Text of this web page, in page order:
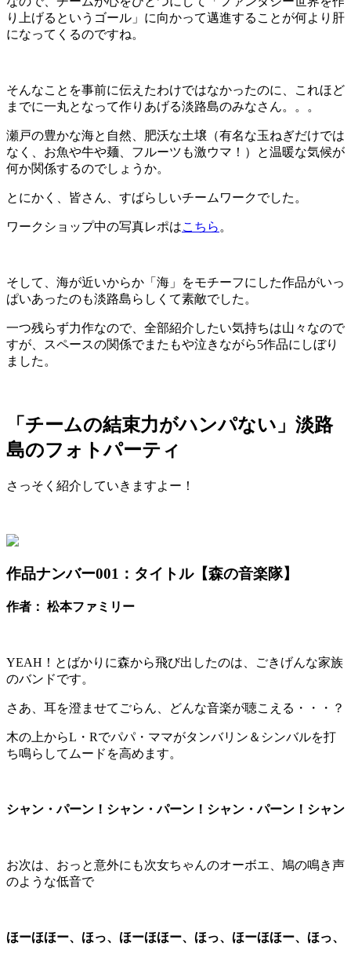
り上げるというゴール」に向かって邁進することが何より肝
になってくるのですね。
そんなことを事前に伝えたわけではなかったのに、これほど
までに一丸となって作りあげる淡路島のみなさん。。。
瀬戸の豊かな海と自然、肥沃な土壌（有名な玉ねぎだけでは
なく、お魚や牛や麺、フルーツも激ウマ！）と温暖な気候が
何か関係するのでしょうか。
とにかく、皆さん、すばらしいチームワークでした。
ワークショップ中の写真レポはこちら 。
そして、海が近いからか「海」をモチーフにした作品がいっ
ぱいあったのも淡路島らしくて素敵でした。
一つ残らず力作なので、全部紹介したい気持ちは山々なので
すが、スペースの関係でまたもや泣きながら5作品にしぼり
ました。
「チームの結束力がハンパない」淡路
島のフォトパーティ
さっそく紹介していきますよー！
作品ナンバー001： タイトル【森の音楽隊】
作者： 松本ファミリー
YEAH！とばかりに森から飛び出したのは、ごきげんな家族
のバンドです。
さあ、耳を澄ませてごらん、どんな音楽が聴こえる・・・？
木の上からL・Rでパパ・ママがタンバリン＆シンバルを打
ち鳴らしてムードを高めます。
シャン・パーン！シャン・パーン！シャン・パーン！シャン
お次は、おっと意外にも次女ちゃんのオーボエ、鳩の鳴き声
のような低音で
ほーほほー、ほっ、ほーほほー、ほっ、ほーほほー、ほっ、